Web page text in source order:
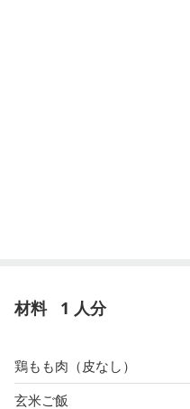
材料 1 人分
鶏もも肉（皮なし）
玄米ご飯